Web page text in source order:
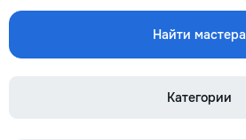
Найти мастера
Категории